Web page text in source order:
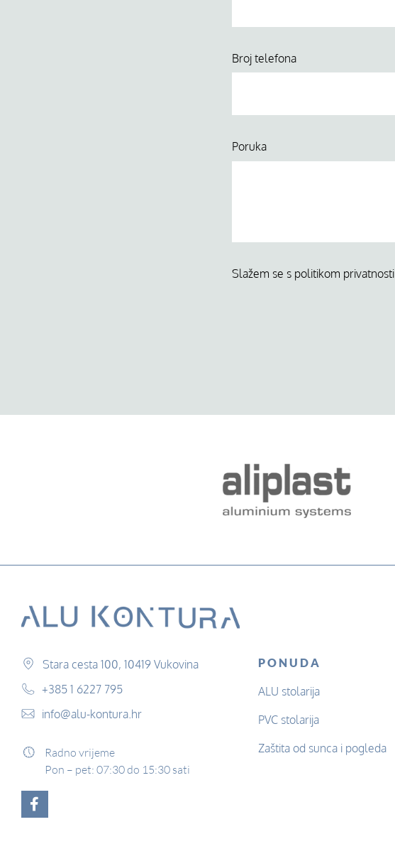
Broj telefona
Poruka
Slažem se s politikom privatnosti.
Stara cesta 100, 10419 Vukovina
+385 1 6227 795
info@alu-kontura.hr
Radno vrijeme
Pon – pet: 07:30 do 15:30 sati
PONUDA
ALU stolarija
PVC stolarija
Zaštita od sunca i pogleda